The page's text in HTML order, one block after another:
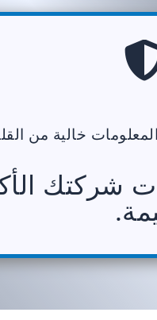
المعلومات خالية من
شركتك